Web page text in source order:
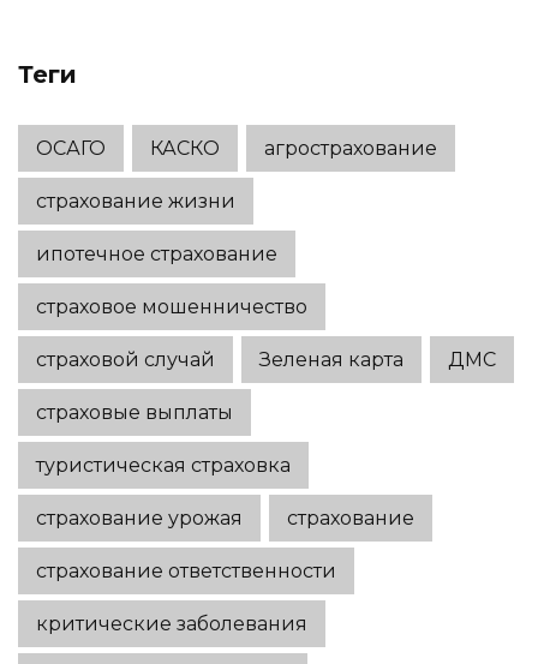
Теги
ОСАГО КАСКО агрострахование
страхование жизни
ипотечное страхование
страховое мошенничество
страховой случай Зеленая карта ДМС
страховые выплаты
туристическая страховка
страхование урожая страхование
страхование ответственности
критические заболевания